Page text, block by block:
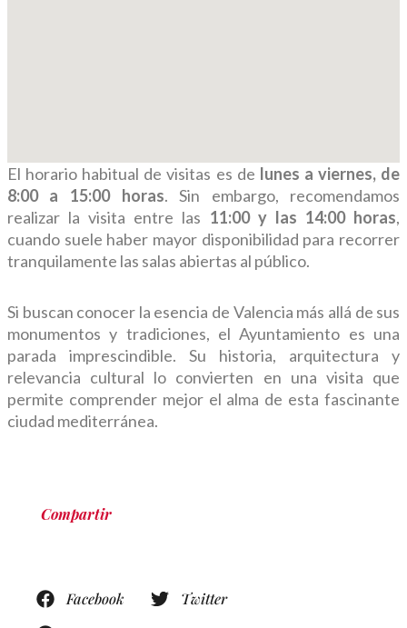
El horario habitual de visitas es de lunes a viernes, de
8:00 a 15:00 horas. Sin embargo, recomendamos
realizar la visita entre las 11:00 y las 14:00 horas,
cuando suele haber mayor disponibilidad para recorrer
tranquilamente las salas abiertas al público.
Si buscan conocer la esencia de Valencia más allá de sus
monumentos y tradiciones, el Ayuntamiento es una
parada imprescindible. Su historia, arquitectura y
relevancia cultural lo convierten en una visita que
permite comprender mejor el alma de esta fascinante
ciudad mediterránea.
Compartir
Facebook
Twitter